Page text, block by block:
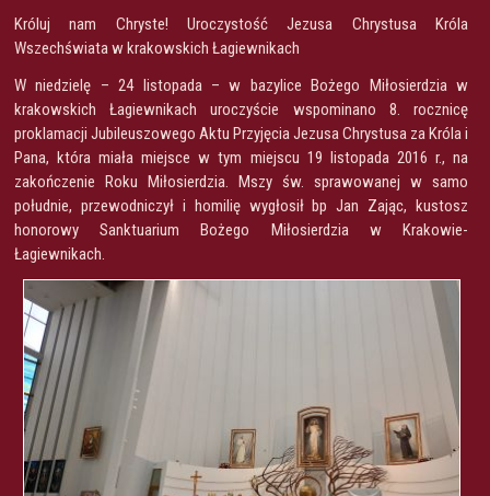
Króluj nam Chryste! Uroczystość Jezusa Chrystusa Króla
Wszechświata w krakowskich Łagiewnikach
W niedzielę – 24 listopada – w bazylice Bożego Miłosierdzia w
krakowskich Łagiewnikach uroczyście wspominano 8. rocznicę
proklamacji Jubileuszowego Aktu Przyjęcia Jezusa Chrystusa za Króla i
Pana, która miała miejsce w tym miejscu 19 listopada 2016 r., na
zakończenie Roku Miłosierdzia. Mszy św. sprawowanej w samo
południe, przewodniczył i homilię wygłosił bp Jan Zając, kustosz
honorowy Sanktuarium Bożego Miłosierdzia w Krakowie-
Łagiewnikach.